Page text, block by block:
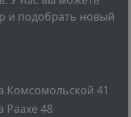
и подобрать новый
Комсомольской 41
Раахе 48